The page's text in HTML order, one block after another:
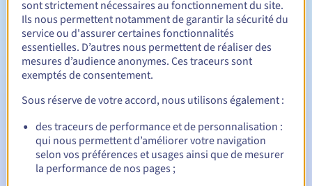
Période de rédemption 30 jours
Notifications automatiques :
Emails d'avertissement :60, 30, 15, 7 et 3 jours avant la
date d'échéance
E-mail le jour de l'expirationpour notification de la
sont strictement nécessaires au fonctionnement du site.
Ils nous permettent notamment de garantir la sécurité du
service ou d'assurer certaines fonctionnalités
essentielles. D’autres nous permettent de réaliser des
mesures d’audience anonymes. Ces traceurs sont
exemptés de consentement.
Sous réserve de votre accord, nous utilisons également :
des traceurs de performance et de personnalisation :
qui nous permettent d’améliorer votre navigation
selon vos préférences et usages ainsi que de mesurer
la performance de nos pages ;